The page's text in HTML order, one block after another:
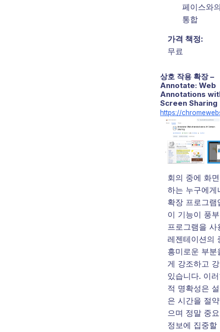
페이스와
통합
가격 책정:
무료
상호 작용 확장 –
Annotate: Web
Annotations
Screen Sharing
https://
회의 중에 화
하는 누구에게
확장 프로그램
이 기능이 풍
프로그램을 사
레젠테이션의
흥미로운 부분
게 강조하고
있습니다. 이
적 명확성은
은 시간을 절
으며 정말 중
정보에 집중할